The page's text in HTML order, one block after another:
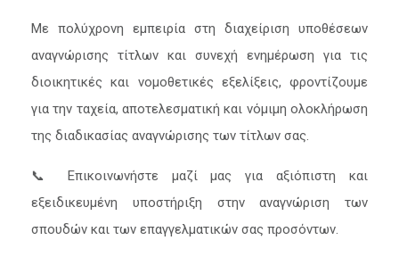
Με πολύχρονη εμπειρία στη διαχείριση υποθέσεων
αναγνώρισης τίτλων και συνεχή ενημέρωση για τις
διοικητικές και νομοθετικές εξελίξεις, φροντίζουμε
για την ταχεία, αποτελεσματική και νόμιμη ολοκλήρωση
της διαδικασίας αναγνώρισης των τίτλων σας.
📞 Επικοινωνήστε μαζί μας για αξιόπιστη και
εξειδικευμένη υποστήριξη στην αναγνώριση των
σπουδών και των επαγγελματικών σας προσόντων.